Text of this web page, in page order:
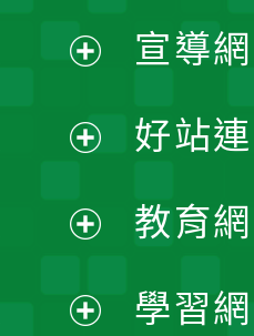
開
選
單
開
選
宣導
好站
教育
學習